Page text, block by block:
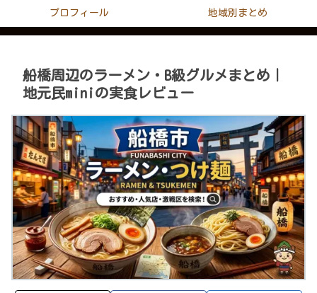
プロフィール 地域別まとめ
船橋周辺のラーメン・B級グルメまとめ｜
地元民miniの実食レビュー